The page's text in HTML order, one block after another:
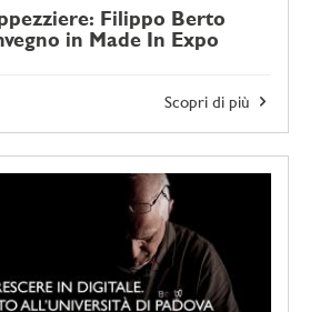
Filippo Berto
in Made In Expo
Scopri di più